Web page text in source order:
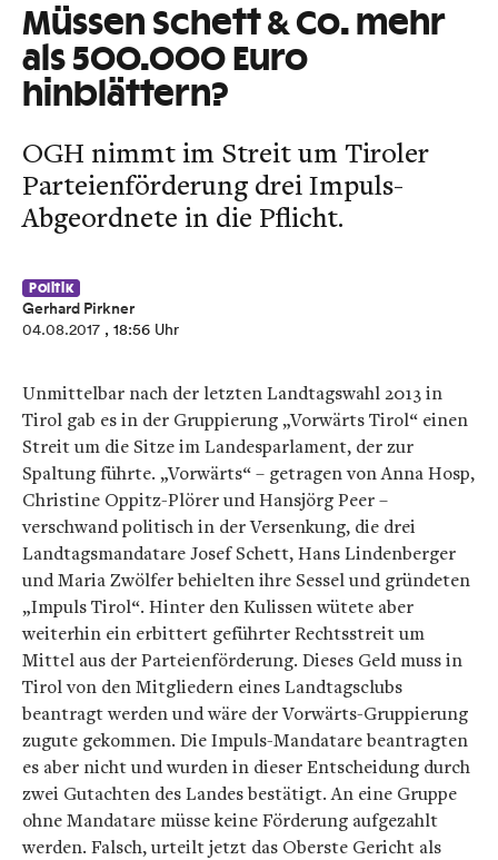
Müssen Schett & Co. mehr
als 500.000 Euro
hinblättern?
OGH nimmt im Streit um Tiroler
Parteienförderung drei Impuls-
Abgeordnete in die Pflicht.
Politik
Gerhard Pirkner
04.08.2017 , 18:56 Uhr
Unmittelbar nach der letzten Landtagswahl 2013 in
Tirol gab es in der Gruppierung „Vorwärts Tirol“ einen
Streit um die Sitze im Landesparlament, der zur
Spaltung führte. „Vorwärts“ – getragen von Anna Hosp,
Christine Oppitz-Plörer und Hansjörg Peer –
verschwand politisch in der Versenkung, die drei
Landtagsmandatare Josef Schett, Hans Lindenberger
und Maria Zwölfer behielten ihre Sessel und gründeten
„Impuls Tirol“. Hinter den Kulissen wütete aber
weiterhin ein erbittert geführter Rechtsstreit um
Mittel aus der Parteienförderung. Dieses Geld muss in
Tirol von den Mitgliedern eines Landtagsclubs
beantragt werden und wäre der Vorwärts-Gruppierung
zugute gekommen. Die Impuls-Mandatare beantragten
es aber nicht und wurden in dieser Entscheidung durch
zwei Gutachten des Landes bestätigt. An eine Gruppe
ohne Mandatare müsse keine Förderung aufgezahlt
werden. Falsch, urteilt jetzt das Oberste Gericht als